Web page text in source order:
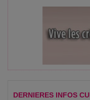
DERNIERES INFOS